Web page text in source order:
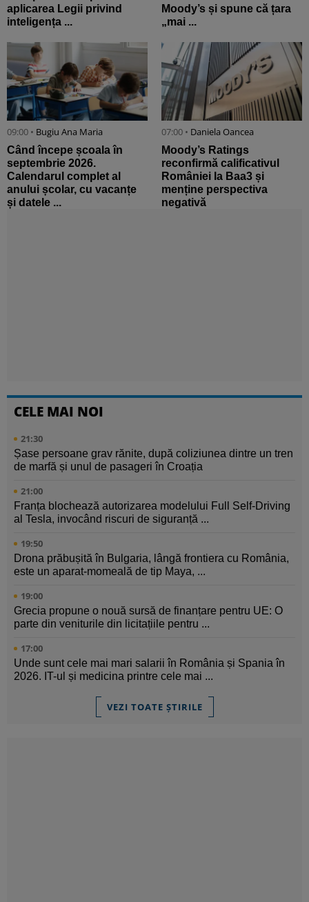
aplicarea Legii privind
inteligența ...
Moody’s și spune că țara
„mai ...
09:00 • Bugiu ⁠Ana Maria
Când începe școala în
septembrie 2026.
Calendarul complet al
anului școlar, cu vacanțe
și datele ...
07:00 • Daniela Oancea
Moody’s Ratings
reconfirmă calificativul
României la Baa3 și
menține perspectiva
negativă
CELE MAI NOI
21:30
Șase persoane grav rănite, după coliziunea dintre un tren
de marfă și unul de pasageri în Croația
21:00
Franța blochează autorizarea modelului Full Self-Driving
al Tesla, invocând riscuri de siguranță ...
19:50
Drona prăbușită în Bulgaria, lângă frontiera cu România,
este un aparat-momeală de tip Maya, ...
19:00
Grecia propune o nouă sursă de finanțare pentru UE: O
parte din veniturile din licitațiile pentru ...
17:00
Unde sunt cele mai mari salarii în România și Spania în
2026. IT-ul și medicina printre cele mai ...
VEZI TOATE ȘTIRILE